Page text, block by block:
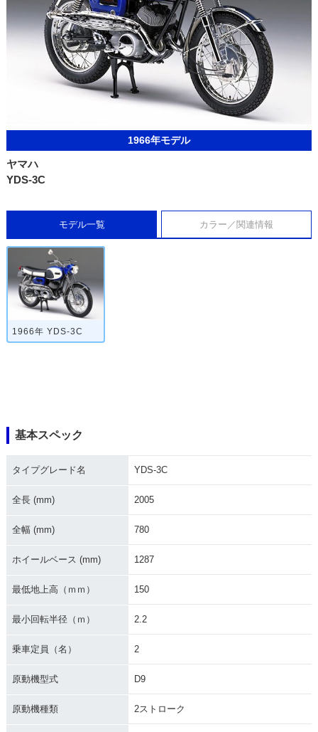
1966年モデル
ヤマハ
YDS-3C
モデル一覧 カラー／関連情報
1966年 YDS-3C
基本スペック
タイプグレード名 YDS-3C
全長 (mm) 2005
全幅 (mm) 780
ホイールベース (mm) 1287
最低地上高（ｍｍ） 150
最小回転半径（ｍ） 2.2
乗車定員（名） 2
原動機型式 D9
原動機種類 2ストローク